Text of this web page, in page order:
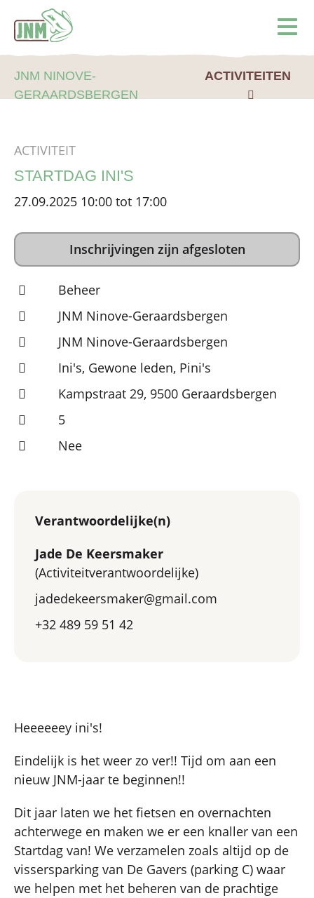
JNM NINOVE-
GERAARDSBERGEN
ACTIVITEITEN
ACTIVITEIT
STARTDAG INI'S
27.09.2025 10:00 tot 17:00
Inschrijvingen zijn afgesloten
Beheer
JNM Ninove-Geraardsbergen
JNM Ninove-Geraardsbergen
Ini's, Gewone leden, Pini's
Kampstraat 29, 9500 Geraardsbergen
5
Nee
Verantwoordelijke(n)
Jade De Keersmaker
(Activiteitverantwoordelijke)
jadedekeersmaker@gmail.com
+32 489 59 51 42
Heeeeeey ini's!
Eindelijk is het weer zo ver!! Tijd om aan een
nieuw JNM-jaar te beginnen!!
Dit jaar laten we het fietsen en overnachten
achterwege en maken we er een knaller van een
Startdag van! We verzamelen zoals altijd op de
vissersparking van De Gavers (parking C) waar
we helpen met het beheren van de prachtige